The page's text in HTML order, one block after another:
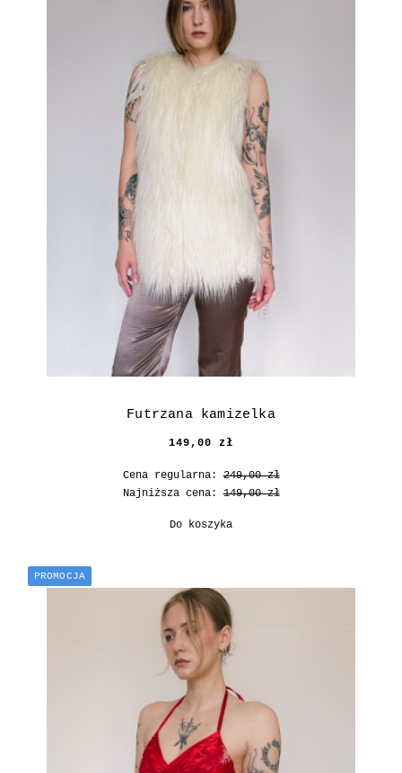
Futrzana kamizelka
149,00 zł
Cena regularna:249,00 zł
Najniższa cena:149,00 zł
Do koszyka
PROMOCJA